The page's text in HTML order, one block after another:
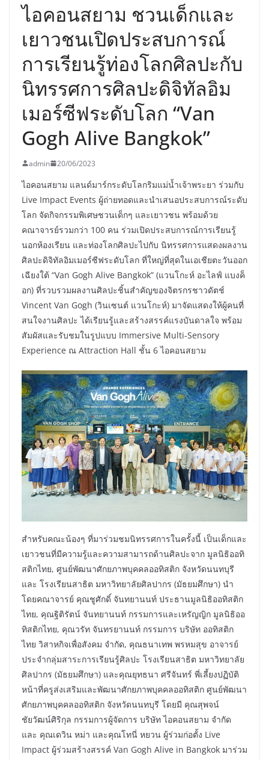
ไอคอนสยาม ชวนเด็กและ
เยาวชนเปิดประสบการณ์
การเรียนรู้ท่องโลกศิลปะกับ
นิทรรศการศิลปะดิจิทัลอิม
เมอร์ซีฟระดับโลก “Van
Gogh Alive Bangkok”
admin 20/06/2023
ไอคอนสยาม แลนด์มาร์กระดับโลกริมแม่น้ำเจ้าพระยา ร่วมกับ
Live Impact Events ผู้ถ่ายทอดและนำเสนอประสบการณ์ระดับ
โลก จัดกิจกรรมพิเศษชวนเด็กๆ และเยาวชน พร้อมด้วย
คณาจารย์รวมกว่า 100 คน ร่วมเปิดประสบการณ์การเรียนรู้
นอกห้องเรียน และท่องโลกศิลปะไปกับ นิทรรศการแสดงผลงาน
ศิลปะดิจิทัลอิมเมอร์ซีฟระดับโลก ที่ใหญ่ที่สุดในเอเชียตะวันออก
เฉียงใต้ “Van Gogh Alive Bangkok” (แวนโกะห์ อะไลฟ์ แบงค็
อก) ที่รวบรวมผลงานศิลปะชิ้นสำคัญของจิตรกรชาวดัตช์
Vincent Van Gogh (วินเซนต์ แวนโกะห์) มาจัดแสดงให้ผู้คนที่
สนใจงานศิลปะ ได้เรียนรู้และสร้างสรรค์แรงบันดาลใจ พร้อม
สัมผัสและรับชมในรูปแบบ Immersive Multi-Sensory
Experience ณ Attraction Hall ชั้น 6 ไอคอนสยาม
สำหรับคณะน้องๆ ที่มาร่วมชมนิทรรศการในครั้งนี้ เป็นเด็กและ
เยาวชนที่มีความรู้และความสามารถด้านศิลปะจาก มูลนิธิออทิ
สติกไทย, ศูนย์พัฒนาศักยภาพบุคคลออทิสติก จังหวัดนนทบุรี
และ โรงเรียนสาธิต มหาวิทยาลัยศิลปากร (มัธยมศึกษา) นำ
โดยคณาจารย์ คุณชูศักดิ์ จันทยานนท์ ประธานมูลนิธิออทิสติก
ไทย, คุณฐิติรัตน์ จันทยานนท์ กรรมการและเหรัญญิก มูลนิธิออ
ทิสติกไทย, คุณวรัท จันทรยานนท์ กรรมการ บริษัท ออทิสติก
ไทย วิสาหกิจเพื่อสังคม จำกัด, คุณธนาเทพ พรหมสุข อาจารย์
ประจำกลุ่มสาระการเรียนรู้ศิลปะ โรงเรียนสาธิต มหาวิทยาลัย
ศิลปากร (มัธยมศึกษา) และคุณยุทธนา ศรีจันทร์ พี่เลี้ยงปฏิบัติ
หน้าที่ครูส่งเสริมและพัฒนาศักยภาพบุคคลออทิสติก ศูนย์พัฒนา
ศักยภาพบุคคลออทิสติก จังหวัดนนทบุรี โดยมี คุณสุพจน์
ชัยวัฒน์ศิริกุล กรรมการผู้จัดการ บริษัท ไอคอนสยาม จำกัด
และ คุณเดวิน หม่า และคุณโทนี่ หยวน ผู้ร่วมก่อตั้ง Live
Impact ผู้ร่วมสร้างสรรค์ Van Gogh Alive in Bangkok มาร่วม